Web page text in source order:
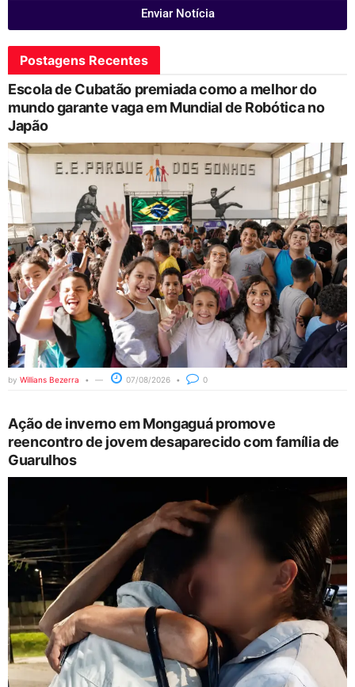
Enviar Notícia
Postagens Recentes
Escola de Cubatão premiada como a melhor do
mundo garante vaga em Mundial de Robótica no
Japão
by Willians Bezerra 07/08/2026 0
Ação de inverno em Mongaguá promove
reencontro de jovem desaparecido com família de
Guarulhos